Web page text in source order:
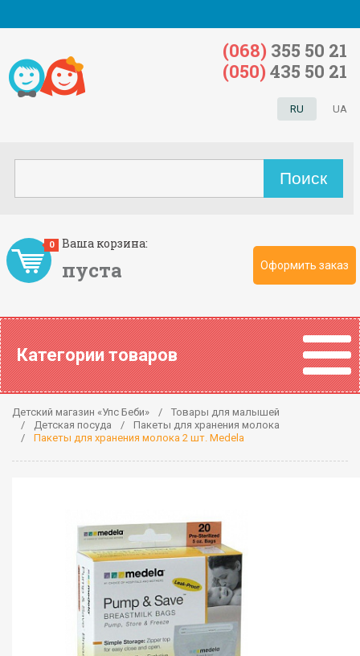
Ваша корзина:
пуста
0
Оформить заказ
RU UA
(068) 355 50 21
(050) 435 50 21
Категории товаров
Детский магазин «Упс Беби»
Товары для малышей
Детская посуда
Пакеты для хранения молока
Пакеты для хранения молока 2 шт. Medela